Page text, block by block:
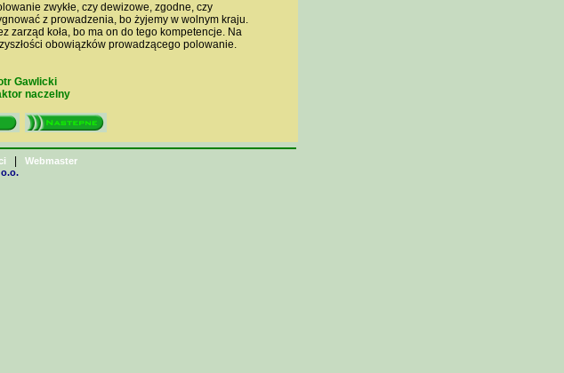
zwykłe, czy dewizowe, zgodne, czy
z prowadzenia, bo żyjemy w wolnym kraju.
zarząd koła, bo ma on do tego kompetencje. Na
obowiązków prowadzącego polowanie.
Gawlicki
naczelny
Webmaster